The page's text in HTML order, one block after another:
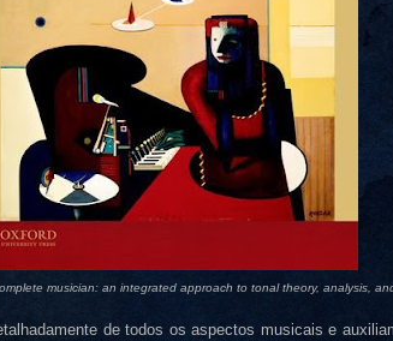
musician: an integrated approach to tonal theory, analysis,
de todos os aspectos musicais e